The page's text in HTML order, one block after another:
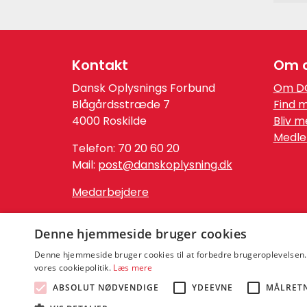
Kontakt
Dansk Oplysnings Forbund
Blågårdsstræde 7
4000 Roskilde
Telefon: 70 20 60 20
Mail: post@danskoplysning.dk
Medarbejdere
CVR. nr.: 54 68 63 15
Om
Om
Find
Bliv
Denne hjemmeside bruger cookies
Denne hjemmeside bruger cookies til at forbedre
vores cookiepolitik. Læs mere
ABSOLUT NØDVENDIGE
YDEEVNE